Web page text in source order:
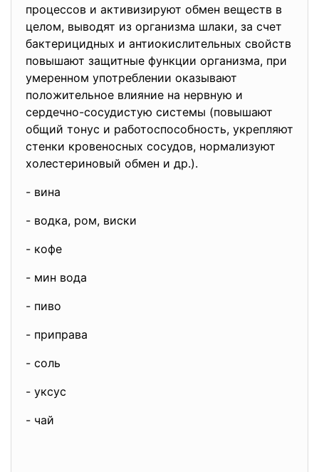
процессов и активизируют обмен веществ в
целом, выводят из организма шлаки, за счет
бактерицидных и антиокислительных свойств
повышают защитные функции организма, при
умеренном употреблении оказывают
положительное влияние на нервную и
сердечно-сосудистую системы (повышают
общий тонус и работоспособность, укрепляют
стенки кровеносных сосудов, нормализуют
холестериновый обмен и др.).
- вина
- водка, ром, виски
- кофе
- мин вода
- пиво
- приправа
- соль
- уксус
- чай